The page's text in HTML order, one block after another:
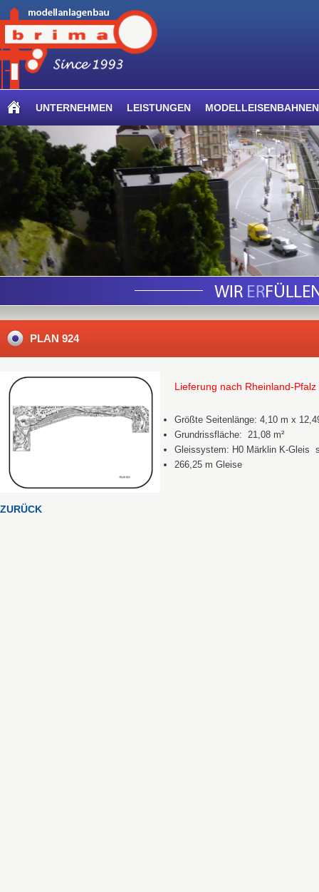
UNTERNEHMEN LEISTUNGEN MODELLEISENBAHNEN
PLAN 924
Lieferung nach Rheinland-
Größte Seitenlänge: 4,10 m x
Grundrissfläche: 21,08 m²
Gleissystem: H0 Märklin K-Gleis
266,25 m Gleise
ZURÜCK